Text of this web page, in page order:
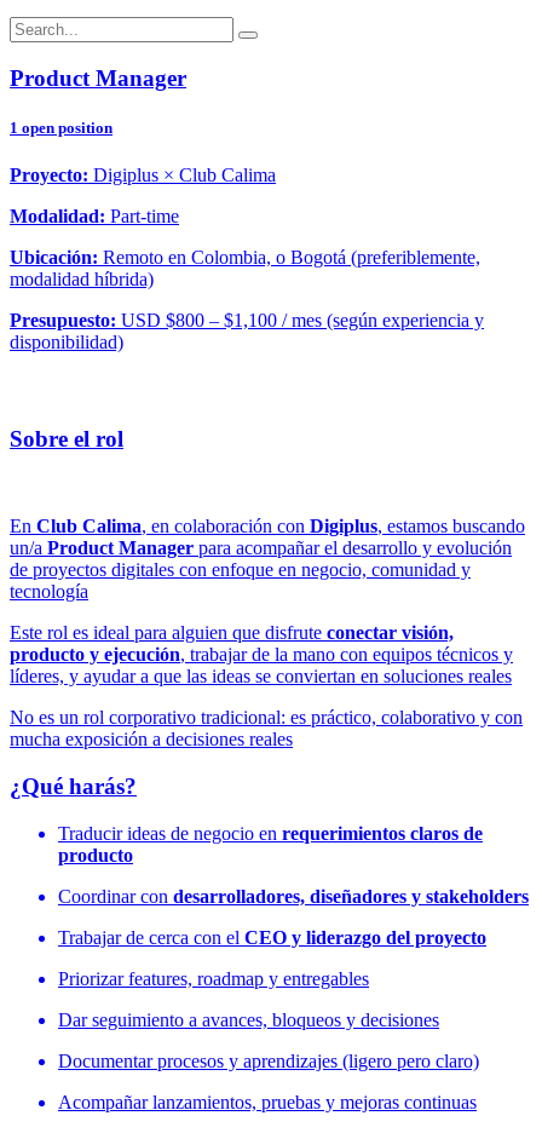
Product Manager
1 open position
Proyecto: Digiplus × Club Calima
Modalidad: Part-time
Ubicación: Remoto en Colombia, o Bogotá (preferiblemente,
modalidad híbrida)
Presupuesto: USD $800 – $1,100 / mes (según experiencia y
disponibilidad)
Sobre el rol
En Club Calima, en colaboración con Digiplus, estamos buscando
un/a Product Manager para acompañar el desarrollo y evolución
de proyectos digitales con enfoque en negocio, comunidad y
tecnología
Este rol es ideal para alguien que disfrute conectar visión,
producto y ejecución, trabajar de la mano con equipos técnicos y
líderes, y ayudar a que las ideas se conviertan en soluciones reales
No es un rol corporativo tradicional: es práctico, colaborativo y con
mucha exposición a decisiones reales
¿Qué harás?
Traducir ideas de negocio en requerimientos claros de
producto
Coordinar con desarrolladores, diseñadores y stakeholders
Trabajar de cerca con el CEO y liderazgo del proyecto
Priorizar features, roadmap y entregables
Dar seguimiento a avances, bloqueos y decisiones
Documentar procesos y aprendizajes (ligero pero claro)
Acompañar lanzamientos, pruebas y mejoras continuas